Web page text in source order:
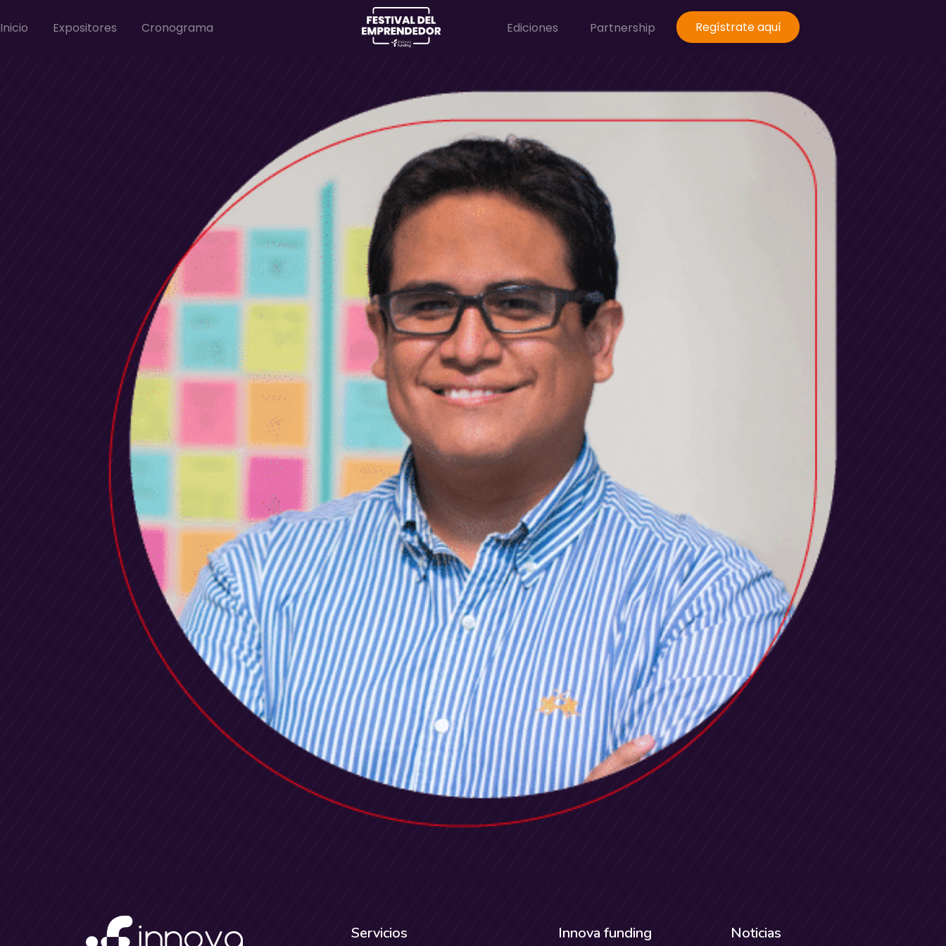
Inicio Expositores Cronograma Ediciones Partnership Regístrate aquí
Servicios Innova funding Noticias